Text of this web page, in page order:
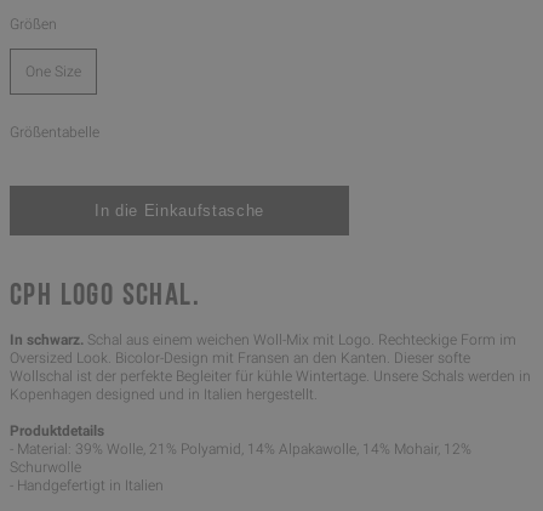
Größen
One Size
Größentabelle
CPH LOGO SCHAL.
In schwarz. Schal aus einem weichen Woll-Mix mit Logo. Rechteckige Form im
Oversized Look. Bicolor-Design mit Fransen an den Kanten. Dieser softe
Wollschal ist der perfekte Begleiter für kühle Wintertage. Unsere Schals werden in
Kopenhagen designed und in Italien hergestellt.
Produktdetails
- Material: 39% Wolle, 21% Polyamid, 14% Alpakawolle, 14% Mohair, 12%
Schurwolle
- Handgefertigt in Italien